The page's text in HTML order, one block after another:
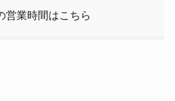
営業時間はこちら